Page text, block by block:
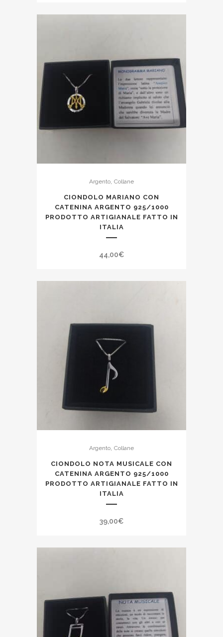
Argento Collane
CIONDOLO MARIANO CON
CATENINA ARGENTO 925/1000
PRODOTTO ARTIGIANALE FATTO IN
ITALIA
44,00€
Argento Collane
CIONDOLO NOTA MUSICALE CON
CATENINA ARGENTO 925/1000
PRODOTTO ARTIGIANALE FATTO IN
ITALIA
39,00€